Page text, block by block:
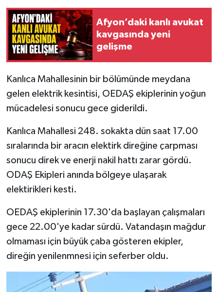
Afyon’daki kanlı avukat
kavgasında yeni
gelişme
Kanlıca Mahallesinin bir bölümünde meydana
gelen elektrik kesintisi, OEDAŞ ekiplerinin yoğun
mücadelesi sonucu gece giderildi.
Kanlıca Mahallesi 248. sokakta dün saat 17.00
sıralarında bir aracın elektirk direğine çarpması
sonucu direk ve enerji nakil hattı zarar gördü.
ODAŞ Ekipleri anında bölgeye ulaşarak
elektirikleri kesti.
OEDAŞ ekiplerinin 17.30'da başlayan çalışmaları
gece 22.00'ye kadar sürdü. Vatandaşın mağdur
olmaması için büyük çaba gösteren ekipler,
direğin yenilenmnesi için seferber oldu.